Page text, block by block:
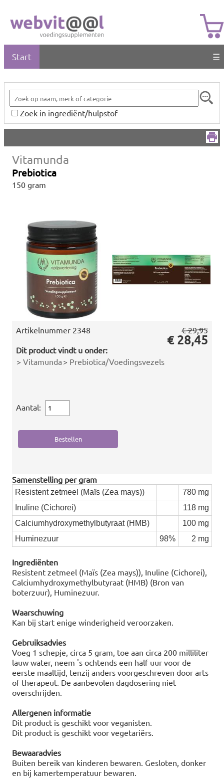
Start ☰
Zoek in ingrediënt/hulpstof
Vitamunda
Prebiotica
150 gram
Artikelnummer 2348
Dit product vindt u onder:
> Vitamunda> Prebiotica/Voedingsvezels
€ 29,95
€ 28,45
Aantal:
Samenstelling per gram
Resistent zetmeel (Maïs (Zea mays))
780 mg
Inuline (Cichorei)
118 mg
Calciumhydroxymethylbutyraat (HMB)
100 mg
Huminezuur
98% 2 mg
Ingrediënten
Resistent zetmeel (Maïs (Zea mays)), Inuline (Cichorei),
Calciumhydroxymethylbutyraat (HMB) (Bron van
boterzuur), Huminezuur.
Waarschuwing
Kan bij start enige winderigheid veroorzaken.
Gebruiksadvies
Voeg 1 schepje, circa 5 gram, toe aan circa 200 milliliter
lauw water, neem 's ochtends een half uur voor de
eerste maaltijd, tenzij anders voorgeschreven door arts
of therapeut. De aanbevolen dagdosering niet
overschrijden.
Allergenen informatie
Dit product is geschikt voor veganisten.
Dit product is geschikt voor vegetariërs.
Bewaaradvies
Buiten bereik van kinderen bewaren. Gesloten, donker
en bij kamertemperatuur bewaren.